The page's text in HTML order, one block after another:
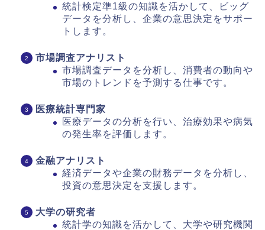
統計検定準1級の知識を活かして、ビッグ
データを分析し、企業の意思決定をサポー
トします。
市場調査アナリスト
市場調査データを分析し、消費者の動向や
市場のトレンドを予測する仕事です。
医療統計専門家
医療データの分析を行い、治療効果や病気
の発生率を評価します。
金融アナリスト
経済データや企業の財務データを分析し、
投資の意思決定を支援します。
大学の研究者
統計学の知識を活かして、大学や研究機関